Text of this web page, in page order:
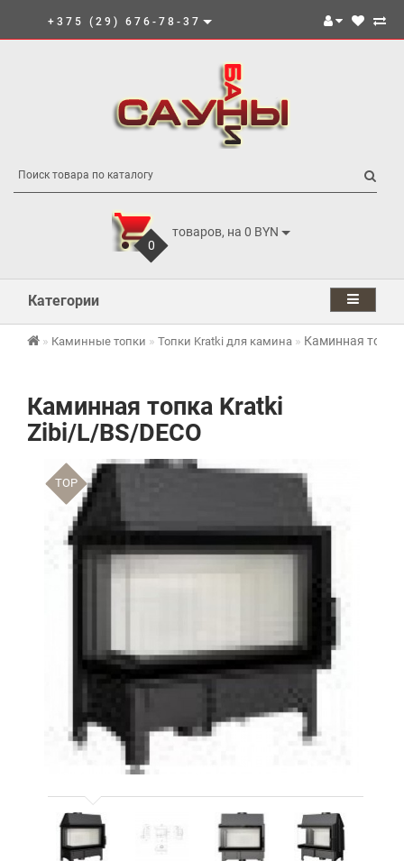
+375 (29) 676-78-37
0
товаров, на 0 BYN
Категории
Каминные топки Топки Kratki для камина Каминная
Каминная топка Kratki
Zibi/L/BS/DECO
TOP